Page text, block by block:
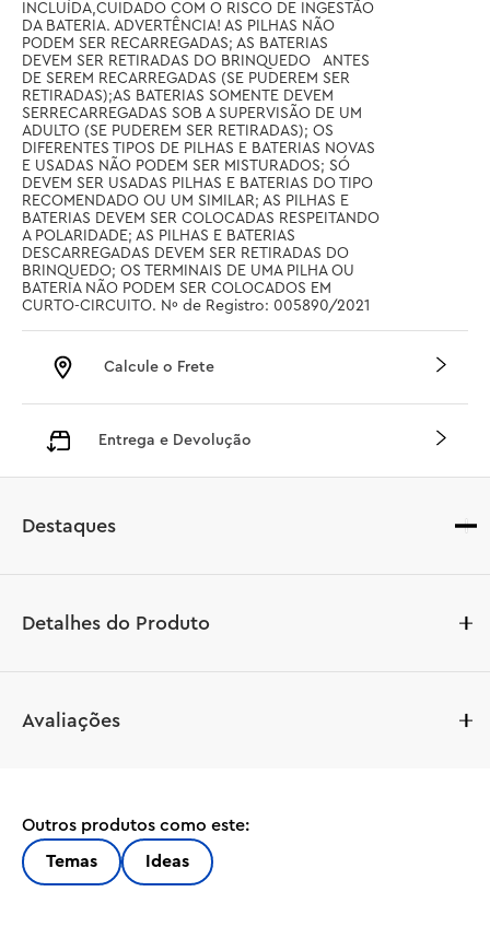
INCLUÍDA,CUIDADO COM O RISCO DE INGESTÃO
DA BATERIA. ADVERTÊNCIA! AS PILHAS NÃO
PODEM SER RECARREGADAS; AS BATERIAS
DEVEM SER RETIRADAS DO BRINQUEDO   ANTES
DE SEREM RECARREGADAS (SE PUDEREM SER
RETIRADAS);AS BATERIAS SOMENTE DEVEM
SERRECARREGADAS SOB A SUPERVISÃO DE UM
ADULTO (SE PUDEREM SER RETIRADAS); OS
DIFERENTES TIPOS DE PILHAS E BATERIAS NOVAS
E USADAS NÃO PODEM SER MISTURADOS; SÓ
DEVEM SER USADAS PILHAS E BATERIAS DO TIPO
RECOMENDADO OU UM SIMILAR; AS PILHAS E
BATERIAS DEVEM SER COLOCADAS RESPEITANDO
A POLARIDADE; AS PILHAS E BATERIAS
DESCARREGADAS DEVEM SER RETIRADAS DO
BRINQUEDO; OS TERMINAIS DE UMA PILHA OU
BATERIA NÃO PODEM SER COLOCADOS EM
CURTO-CIRCUITO. Nº de Registro: 005890/2021
Calcule o Frete
Entrega e Devolução
Destaques
Detalhes do Produto
modelo LEGO® Ideas Farol Motorizado (21335). Contém
campo e torre são ambas facilmente acessíveis para
permitir visualizar os interiores maravilhosamente
detalhados e se situam sobre um afloramento rochoso
Avaliações
Outros produtos como este:
Temas Ideas